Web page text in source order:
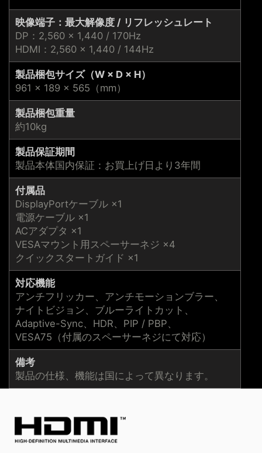
映像端子：最大解像度 / リフレッシュレート
DP：2,560 × 1,440 / 170Hz
HDMI：2,560 × 1,440 / 144Hz
製品梱包サイズ（W × D × H）
961 × 189 × 565（mm）
製品梱包重量
約10kg
製品保証期間
製品本体国内保証：お買上げ日より3年間
付属品
DisplayPortケーブル ×1
電源ケーブル ×1
ACアダプタ ×1
VESAマウント用スペーサーネジ ×4
クイックスタートガイド ×1
対応機能
アンチフリッカー、アンチモーションブラー、
ナイトビジョン、ブルーライトカット、
Adaptive-Sync、HDR、PIP / PBP、
VESA75（付属のスペーサーネジにて対応）
備考
製品の仕様、機能は国によって異なります。